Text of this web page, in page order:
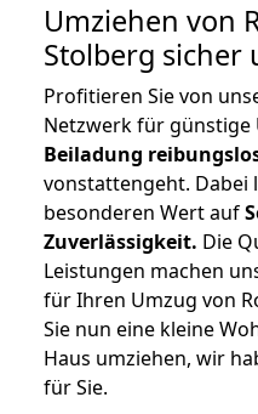
Umziehen von
Stolberg sicher
Profitieren Sie von
Netzwerk für günstige
Beiladung
vonstattengeht. Dabei
besonderen Wert auf
Zuverlässigkeit. Die
Leistungen machen
für Ihren Umzug von
Sie nun eine kleine
Haus umziehen, wir
für Sie.